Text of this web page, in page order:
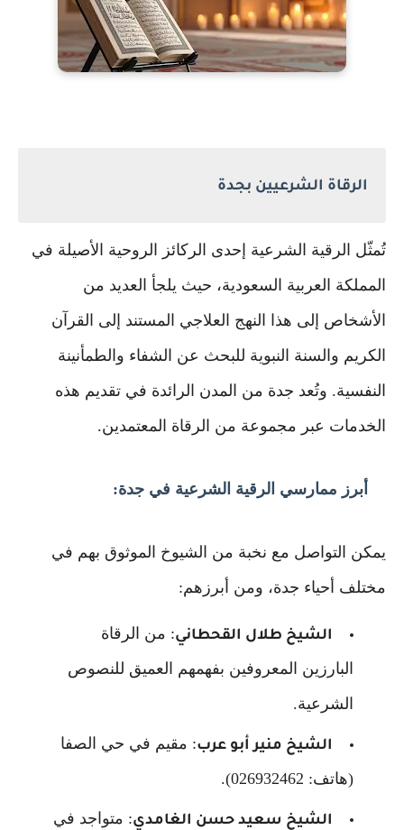
الرقاة الشرعيين بجدة
تُمثّل الرقية الشرعية إحدى الركائز الروحية الأصيلة في
المملكة العربية السعودية، حيث يلجأ العديد من
الأشخاص إلى هذا النهج العلاجي المستند إلى القرآن
الكريم والسنة النبوية للبحث عن الشفاء والطمأنينة
النفسية. وتُعد جدة من المدن الرائدة في تقديم هذه
الخدمات عبر مجموعة من الرقاة المعتمدين.
أبرز ممارسي الرقية الشرعية في جدة:
يمكن التواصل مع نخبة من الشيوخ الموثوق بهم في
مختلف أحياء جدة، ومن أبرزهم:
الشيخ طلال القحطاني: من الرقاة
البارزين المعروفين بفهمهم العميق للنصوص
الشرعية.
الشيخ منير أبو عرب: مقيم في حي الصفا
(هاتف: 026932462).
الشيخ سعيد حسن الغامدي: متواجد في